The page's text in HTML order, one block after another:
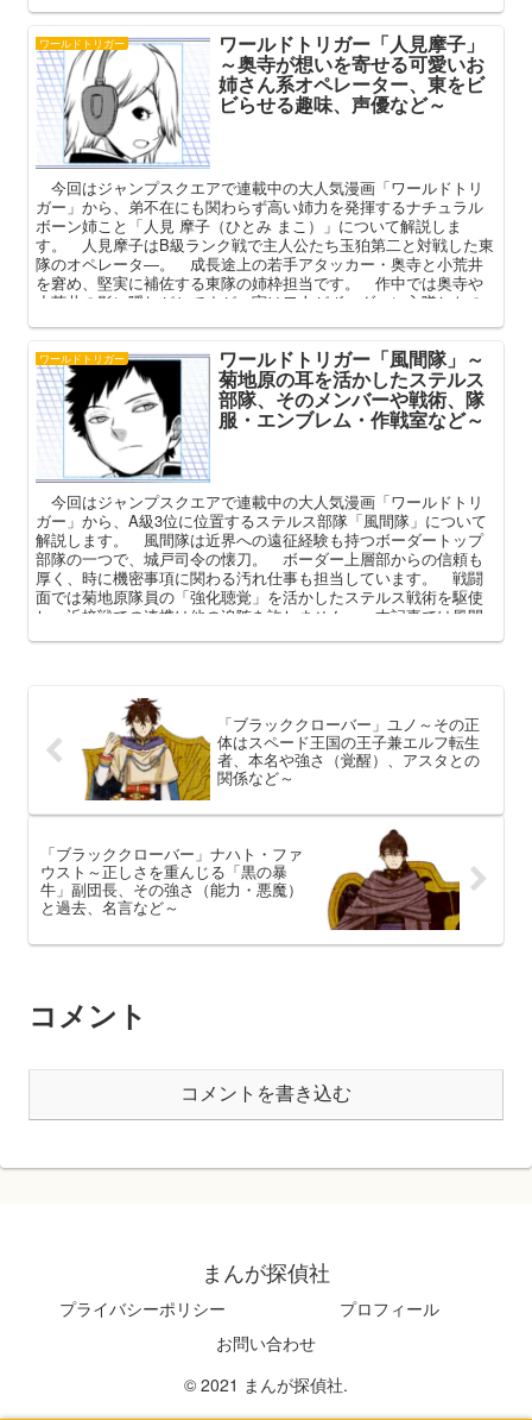
ります。
ワールドトリガー ワールドトリガー「人見摩子」
～奥寺が想いを寄せる可愛いお
姉さん系オペレーター、東をビ
ビらせる趣味、声優など～
今回はジャンプスクエアで連載中の大人気漫画「ワールドトリ
ガー」から、弟不在にも関わらず高い姉力を発揮するナチュラル
ボーン姉こと「人見 摩子（ひとみ まこ）」について解説しま
す。 人見摩子はB級ランク戦で主人公たち玉狛第二と対戦した東
隊のオペレータ―。 成長途上の若手アタッカー・奥寺と小荒井
を窘め、堅実に補佐する東隊の姉枠担当です。 作中では奥寺や
小荒井の影に隠れがちですが、実は二人がボーダーに入隊したの
ワールドトリガー ワールドトリガー「風間隊」～
菊地原の耳を活かしたステルス
部隊、そのメンバーや戦術、隊
服・エンブレム・作戦室など～
今回はジャンプスクエアで連載中の大人気漫画「ワールドトリ
ガー」から、A級3位に位置するステルス部隊「風間隊」について
解説します。 風間隊は近界への遠征経験も持つボーダートップ
部隊の一つで、城戸司令の懐刀。 ボーダー上層部からの信頼も
厚く、時に機密事項に関わる汚れ仕事も担当しています。 戦闘
面では菊地原隊員の「強化聴覚」を活かしたステルス戦術を駆使
し、近接戦での連携は他の追随を許しません。 本記事では風間
「ブラッククローバー」ユノ～その正
体はスペード王国の王子兼エルフ転生
者、本名や強さ（覚醒）、アスタとの
関係など～
「ブラッククローバー」ナハト・ファ
ウスト～正しさを重んじる「黒の暴
牛」副団長、その強さ（能力・悪魔）
と過去、名言など～
コメント
コメントを書き込む
まんが探偵社
プライバシーポリシー
プロフィール
お問い合わせ
© 2021 まんが探偵社.